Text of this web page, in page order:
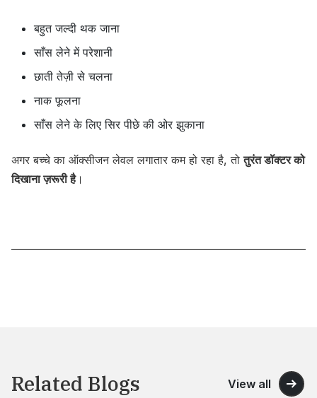
बहुत जल्दी थक जाना
साँस लेने में परेशानी
छाती तेज़ी से चलना
नाक फूलना
साँस लेने के लिए सिर पीछे की ओर झुकाना
अगर बच्चे का ऑक्सीजन लेवल लगातार कम हो रहा है, तोतुरंत डॉक्टर को
दिखाना ज़रूरी है।
Related Blogs View all